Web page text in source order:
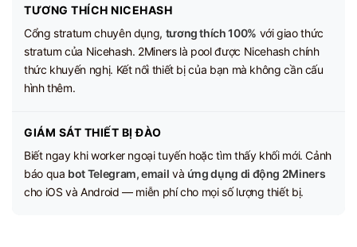
TƯƠNG THÍCH NICEHASH
Cổng stratum chuyên dụng, tương thích 100% với giao thức
stratum của Nicehash. 2Miners là pool được Nicehash chính
thức khuyến nghị. Kết nối thiết bị của bạn mà không cần cấu
hình thêm.
GIÁM SÁT THIẾT BỊ ĐÀO
Biết ngay khi worker ngoại tuyến hoặc tìm thấy khối mới. Cảnh
báo qua bot Telegram, email và ứng dụng di động 2Miners
cho iOS và Android — miễn phí cho mọi số lượng thiết bị.